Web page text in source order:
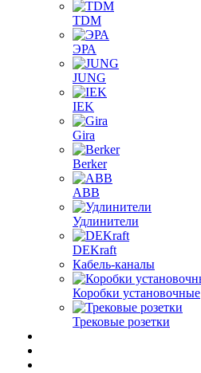
TDM
ЭРА
JUNG
IEK
Gira
Berker
ABB
Удлинители
DEKraft
Кабель-каналы
Коробки установочные
Трековые розетки